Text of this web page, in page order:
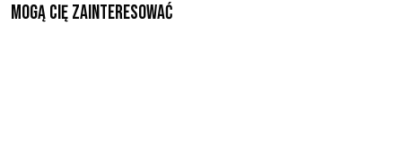
Mogą Cię zainteresować